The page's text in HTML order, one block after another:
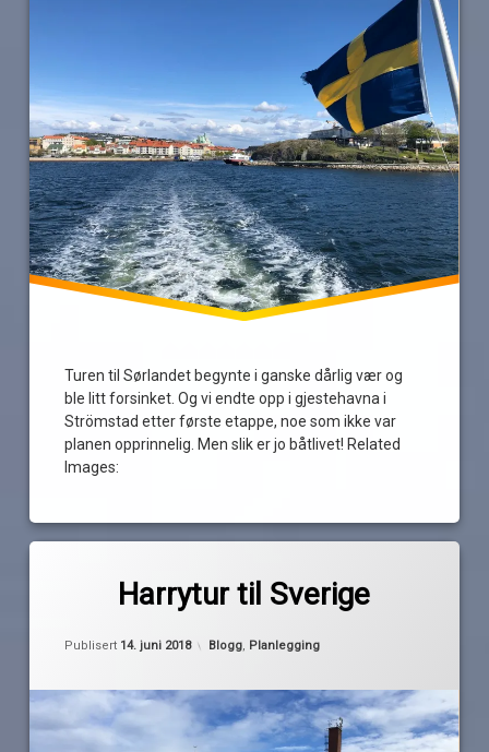
Turen til Sørlandet begynte i ganske dårlig vær og
ble litt forsinket. Og vi endte opp i gjestehavna i
Strömstad etter første etappe, noe som ikke var
planen opprinnelig. Men slik er jo båtlivet! Related
Images:
Harrytur til Sverige
Publisert 14. juni 2018 Kategorier:
Blogg Planlegging
koster
strömstad
svenskepant